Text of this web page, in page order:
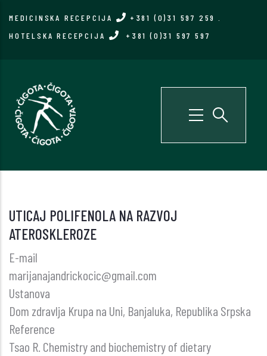
MEDICINSKA RECEPCIJA +381 (0)31 597 259
HOTELSKA RECEPCIJA
+381 (0)31 597 597
UTICAJ POLIFENOLA NA RAZVOJ
ATEROSKLEROZE
E-mail
marijanajandrickocic@gmail.com
Ustanova
Dom zdravlja Krupa na Uni, Banjaluka, Republika Srpska
Reference
Tsao R. Chemistry and biochemistry of dietary